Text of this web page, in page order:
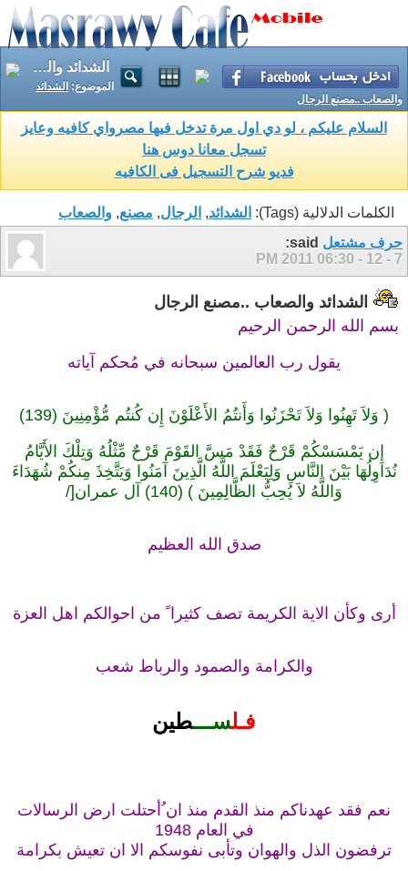
الشدائد والصعاب ..مصنع الرجال
الموضوع: الشدائد
والصعاب ..مصنع الرجال
السلام عليكم ، لو دي اول مرة تدخل فيها مصرواي كافيه وعايز
تسجل معانا دوس هنا
فديو شرح التسجيل فى الكافيه
الكلمات الدلالية (Tags): الشدائد, الرجال, مصنع, والصعاب
حرف مشتعل
7 - 12 - 2011
06:30 PM
الشدائد والصعاب ..مصنع الرجال
بسم الله الرحمن الرحيم
يقول رب العالمين سبحانه في مُحكم آياته
( وَلاَ تَهِنُوا وَلاَ تَحْزَنُوا وَأَنتُمُ الأَعْلَوْنَ إِن كُنتُم مُّؤْمِنِينَ (139)
إِن يَمْسَسْكُمْ قَرْحٌ فَقَدْ مَسَّ القَوْمَ قَرْحٌ مِّثْلُهُ وَتِلْكَ الأَيَّامُ
نُدَاوِلُهَا بَيْنَ النَّاسِ وَلِيَعْلَمَ اللَّهُ الَّذِينَ آمَنُوا وَيَتَّخِذَ مِنكُمْ شُهَدَاءَ
وَاللَّهُ لاَ يُحِبُّ الظَّالِمِينَ ) (140) آل عمران
[/
صدق الله العظيم
أرى وكأن الاية الكريمة تصف كثيرا ً من احوالكم اهل العزة
والكرامة والصمود والرباط شعب
فـلســـطين
نعم فقد عهدناكم منذ القدم منذ ان ُأحتلت ارض الرسالات
في العام 1948
ترفضون الذل والهوان وتأبى نفوسكم الا ان تعيش بكرامة